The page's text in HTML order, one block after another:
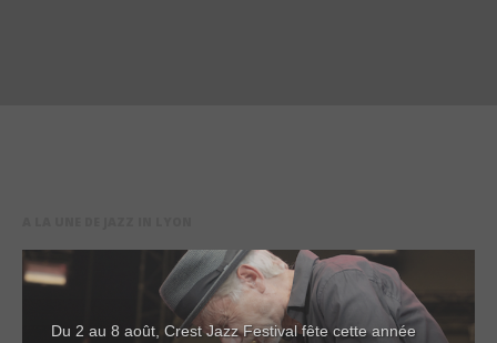
Du 2 au 8 août, Crest Jazz Festival fête cette année